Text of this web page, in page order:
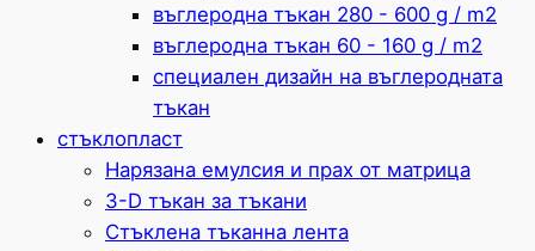
въглеродна тъкан 280 - 600 g / m2
въглеродна тъкан 60 - 160 g / m2
специален дизайн на въглеродната
тъкан
стъклопласт
Нарязана емулсия и прах от матрица
3-D тъкан за тъкани
Стъклена тъканна лента